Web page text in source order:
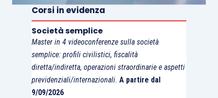
Corsi in evidenza
Società semplice
Master in 4 videoconferenze sulla società
semplice: profili civilistici, fiscalità
diretta/indiretta, operazioni straordinarie e aspetti
previdenziali/internazionali. A partire dal
9/09/2026